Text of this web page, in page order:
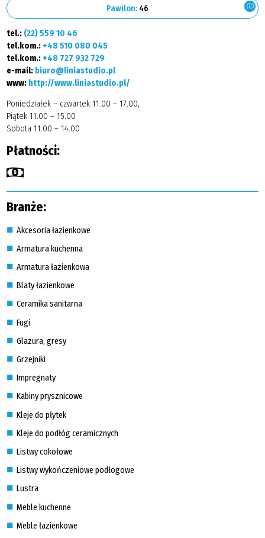
Pawilon:46
tel.: (22) 559 10 46
tel.kom.: +48 510 080 045
tel.kom.: +48 727 932 729
e-mail: biuro@liniastudio.pl
www: http://www.liniastudio.pl/
Poniedziałek – czwartek 11.00 – 17.00,
Piątek 11.00 – 15.00
Sobota 11.00 – 14.00
Płatności:
Branże:
Akcesoria łazienkowe
Armatura kuchenna
Armatura łazienkowa
Blaty łazienkowe
Ceramika sanitarna
Fugi
Glazura, gresy
Grzejniki
Impregnaty
Kabiny prysznicowe
Kleje do płytek
Kleje do podłóg ceramicznych
Listwy cokołowe
Listwy wykończeniowe podłogowe
Lustra
Meble kuchenne
Meble łazienkowe